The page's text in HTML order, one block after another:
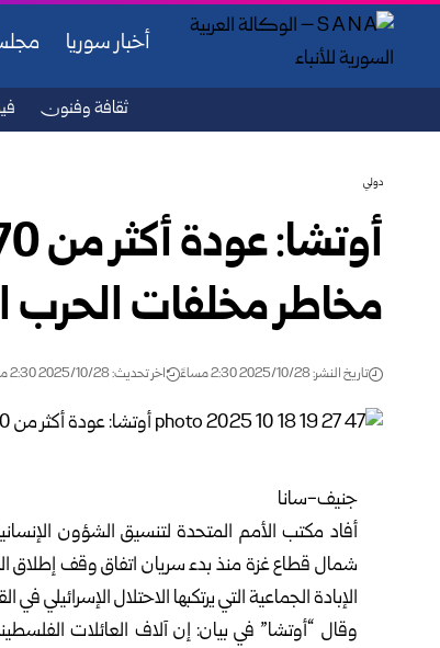
أخبار سوريا
ثقافة وفنون
دولي
مخاطر مخلفات الحرب
تاريخ النشر: 2025/10/28 2:30 مساءً اخر تحديث: 2025/10/28 2:30 مساءً
جنيف-سانا
شمال قطاع غزة منذ بدء سريان اتفاق وقف إطلاق
الإبادة الجماعية التي يرتكبها الاحتلال الإسرائيلي في
وقال “أوتشا” في بيان: إن آلاف العائلات